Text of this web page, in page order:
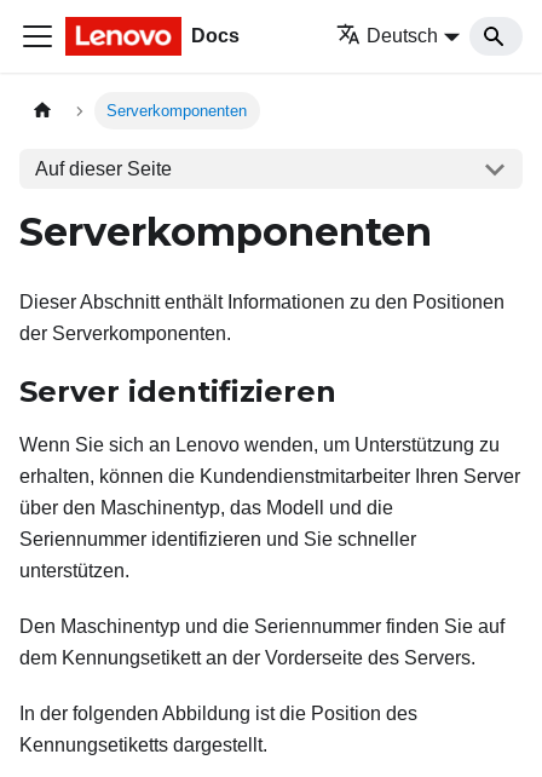
Docs Deutsch
Serverkomponenten
Auf dieser Seite
Serverkomponenten
Dieser Abschnitt enthält Informationen zu den Positionen
der Serverkomponenten.
Server identifizieren
Wenn Sie sich an Lenovo wenden, um Unterstützung zu
erhalten, können die Kundendienstmitarbeiter Ihren Server
über den Maschinentyp, das Modell und die
Seriennummer identifizieren und Sie schneller
unterstützen.
Den Maschinentyp und die Seriennummer finden Sie auf
dem Kennungsetikett an der Vorderseite des Servers.
In der folgenden Abbildung ist die Position des
Kennungsetiketts dargestellt.